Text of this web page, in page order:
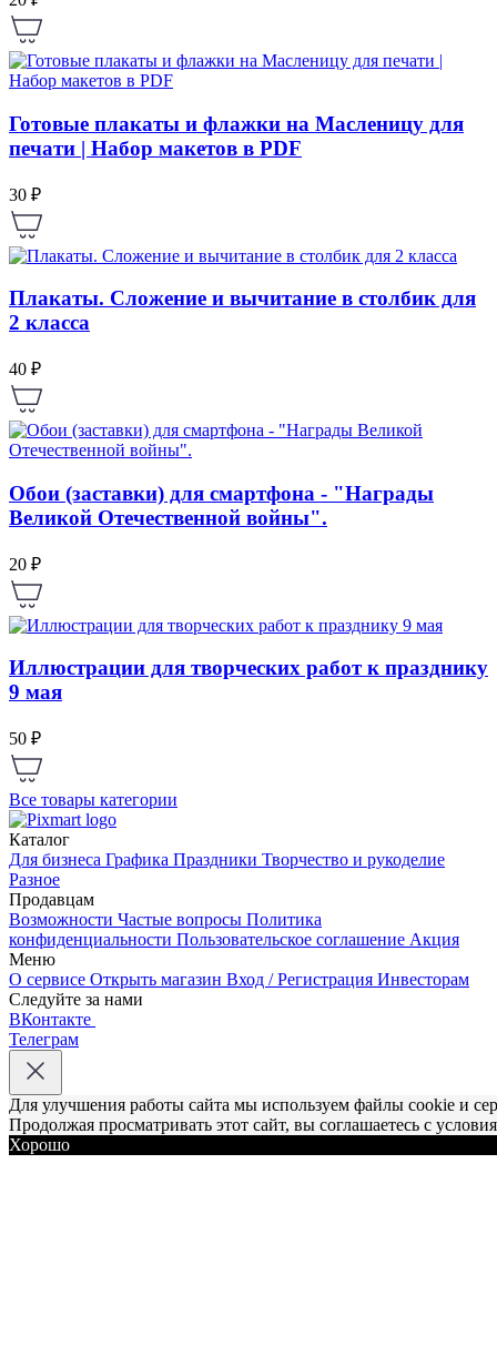
Готовые плакаты и флажки на Масленицу для
печати | Набор макетов в PDF
30 ₽
Плакаты. Сложение и вычитание в столбик для
2 класса
40 ₽
Обои (заставки) для смартфона - "Награды
Великой Отечественной войны".
20 ₽
Иллюстрации для творческих работ к празднику
9 мая
50 ₽
Все товары категории
Каталог
Для бизнеса Графика Праздники Творчество и рукоделие
Разное
Продавцам
Возможности Частые вопросы Политика
конфиденциальности Пользовательское соглашение Акция
Меню
О сервисе Открыть магазин Вход / Регистрация Инвесторам
Следуйте за нами
ВКонтакте
Телеграм
Для улучшения работы сайта мы используем файлы cookie и
Продолжая просматривать этот сайт, вы соглашаетесь с
Хорошо